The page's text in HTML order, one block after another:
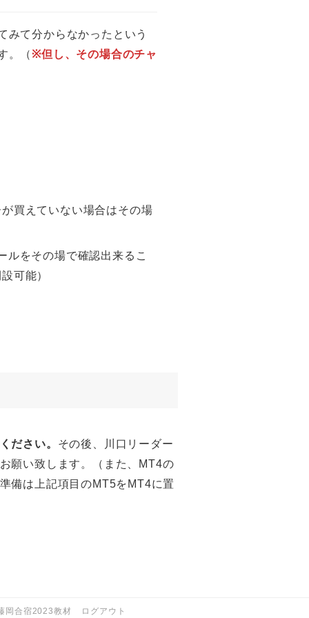
みて分からなかったという
。（※但し、その場合のチャ
買えていない場合はその場
ルをその場で確認出来るこ
可能）
ださい。 その後、川口リーダー
願い致します。（また、MT4の
備は上記項目のMT5をMT4に置
岡合宿2023教材 ログアウト